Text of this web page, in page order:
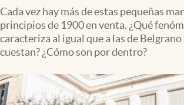
Apertura
Infotechnology
Clima
Cada vez hay más de estas pequeñas
principios de 1900 en venta. ¿Qué
caracteriza al igual que a las de Belgrano
cuestan? ¿Cómo son por dentro?